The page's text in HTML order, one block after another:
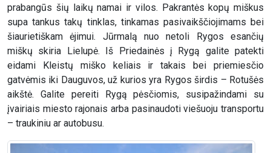
prabangūs šių laikų namai ir vilos. Pakrantės kopų miškus
supa tankus takų tinklas, tinkamas pasivaikščiojimams bei
šiaurietiškam ėjimui. Jūrmalą nuo netoli Rygos esančių
miškų skiria Lielupė. Iš Priedainės į Rygą galite patekti
eidami Kleistų miško keliais ir takais bei priemiesčio
gatvėmis iki Dauguvos, už kurios yra Rygos širdis – Rotušės
aikštė. Galite pereiti Rygą pėsčiomis, susipažindami su
įvairiais miesto rajonais arba pasinaudoti viešuoju transportu
– traukiniu ar autobusu.